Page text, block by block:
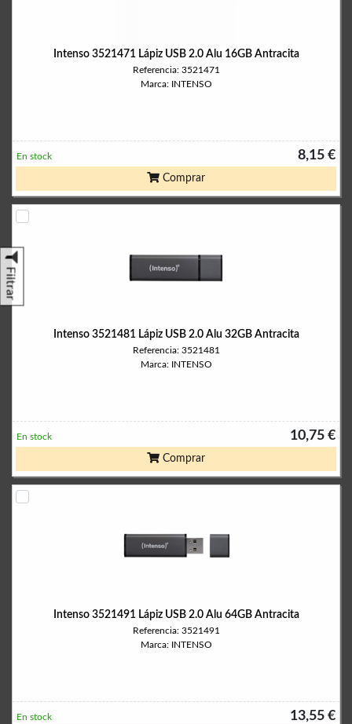
Filtrar
Intenso 3521471 Lápiz USB 2.0 Alu 16GB Antracita
Referencia: 3521471
Marca: INTENSO
8,15 €
En stock
Comprar
Intenso 3521481 Lápiz USB 2.0 Alu 32GB Antracita
Referencia: 3521481
Marca: INTENSO
10,75 €
En stock
Comprar
Intenso 3521491 Lápiz USB 2.0 Alu 64GB Antracita
Referencia: 3521491
Marca: INTENSO
13,55 €
En stock